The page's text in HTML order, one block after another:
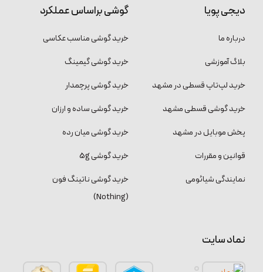
دیجی پویا
درباره ما
بلاگ آموزشی
خرید لپ‌تاپ قسطی در مشهد
خرید گوشی قسطی مشهد
پخش موبایل در مشهد
قوانین و مقررات
نمایندگی شیائومی
گوشی براساس عملکرد
خرید گوشی مناسب عکاسی
خرید گوشی گیمینگ
خرید گوشی پرچمدار
خرید گوشی ساده و ارزان
خرید گوشی میان رده
خرید گوشی 5g
خرید گوشی ناتینگ فون
(Nothing)
نماد سایت